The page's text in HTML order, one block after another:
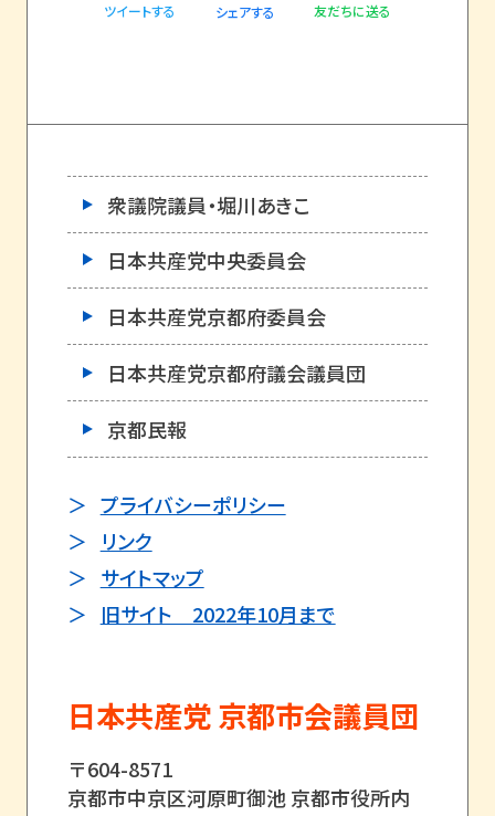
ツイートする シェアする 友だちに送る
日本共産党 京都市会議員団
〒604-8571
京都市中京区河原町御池 京都市役所内
衆議院議員・堀川あきこ
日本共産党中央委員会
日本共産党京都府委員会
日本共産党京都府議会議員団
京都民報
プライバシーポリシー
リンク
サイトマップ
旧サイト 2022年10月まで